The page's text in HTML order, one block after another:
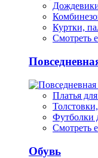
Куртки,
Смотреть
Платья
Футболки
Смотреть
Обувь